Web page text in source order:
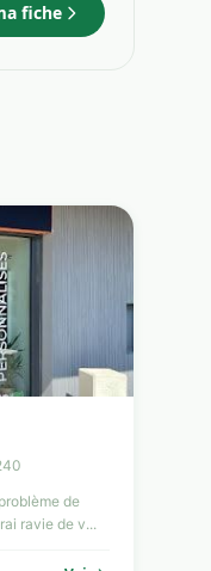
fiche
de
ravie de v...